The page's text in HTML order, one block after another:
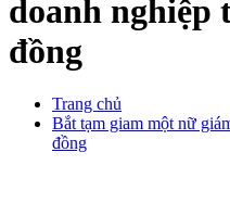
doanh nghiệp
đồng
Trang chủ
Bắt tạm giam một nữ
đồng